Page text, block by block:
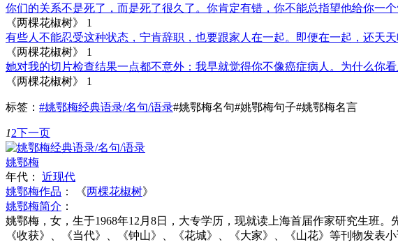
你们的关系不是死了，而是死了很久了。你肯定有错，你不能总指望他给你一
《两棵花椒树》
1
有些人不能忍受这种状态，宁肯辞职，也要跟家人在一起。即便在一起，还天
《两棵花椒树》
1
她对我的切片检查结果一点都不意外：我早就觉得你不像癌症病人。为什么你
《两棵花椒树》
1
标签： #姚鄂梅经典语录/名句/语录#姚鄂梅名句#姚鄂梅句子#姚鄂梅名言
12下一页
姚鄂梅
年代： 近现代
姚鄂梅作品 ： 《两棵花椒树》
姚鄂梅简介 ：
姚鄂梅，女，生于1968年12月8日，大专学历，现就读上海首届作家研究生班
《收获》、《当代》、《钟山》、《花城》、《大家》、《山花》等刊物发